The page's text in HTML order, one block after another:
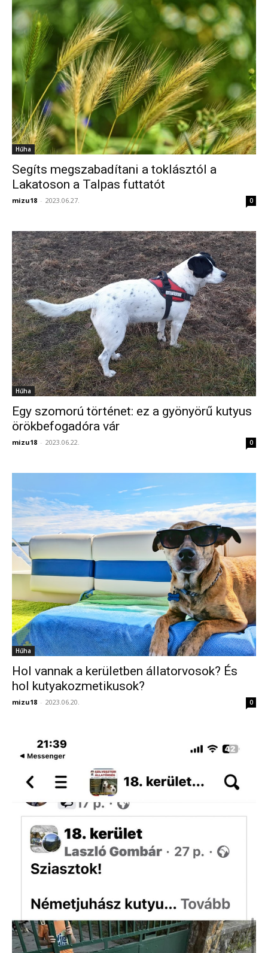
Hűha
Segíts megszabadítani a toklásztól a
Lakatoson a Talpas futtatót
mizu18 - 2023.06.27. 0
Hűha
Egy szomorú történet: ez a gyönyörű kutyus
örökbefogadóra vár
mizu18 - 2023.06.22. 0
Hűha
Hol vannak a kerületben állatorvosok? És
hol kutyakozmetikusok?
mizu18 - 2023.06.20. 0